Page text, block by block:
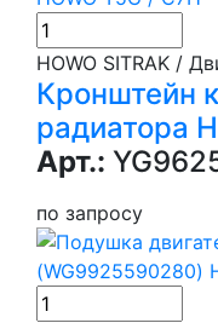
HOWO SITRAK /
Кронштейн
радиатора
Арт.:
по запросу